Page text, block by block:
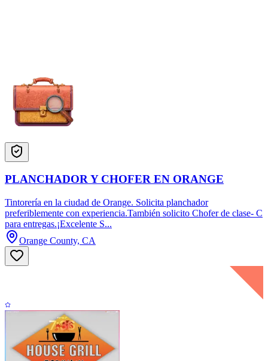
PLANCHADOR Y CHOFER EN ORANGE
Tintorería en la ciudad de Orange. Solicita planchador
preferiblemente con experiencia.También solicito Chofer de clase- C
para entregas.¡Excelente S...
Orange County, CA